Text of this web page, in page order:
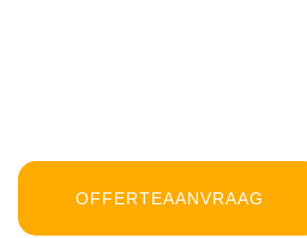
OFFERTEAANVRAAG